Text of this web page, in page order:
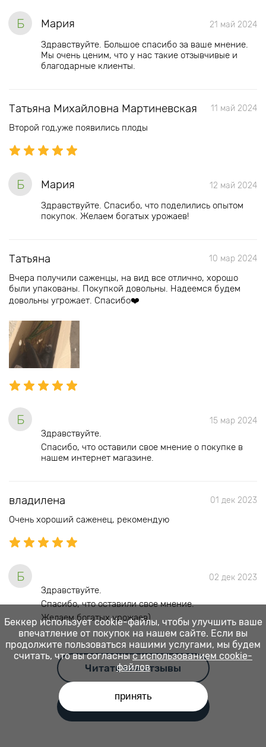
Б Мария 21 май 2024
Здравствуйте. Большое спасибо за ваше мнение.
Мы очень ценим, что у нас такие отзывчивые и
благодарные клиенты.
Татьяна Михайловна Мартиневская 11 май 2024
Второй год,уже появились плоды
Б Мария 12 май 2024
Здравствуйте. Спасибо, что поделились опытом
покупок. Желаем богатых урожаев!
Татьяна 10 мар 2024
Вчера получили саженцы, на вид все отлично, хорошо
были упакованы. Покупкой довольны. Надеемся будем
довольны угрожает. Спасибо❤️
Б 15 мар 2024
Здравствуйте.
Спасибо, что оставили свое мнение о покупке в
нашем интернет магазине.
владилена 01 дек 2023
Очень хороший саженец, рекомендую
Б 02 дек 2023
Здравствуйте.
Спасибо, что оставили свое мнение.
Желаем богатых урожаев)
Читать все отзывы
Беккер использует cookie-файлы, чтобы улучшить ваше
впечатление от покупок на нашем сайте. Если вы
продолжите пользоваться нашими услугами, мы будем
считать, что вы согласны с использованием cookie-
файлов
принять